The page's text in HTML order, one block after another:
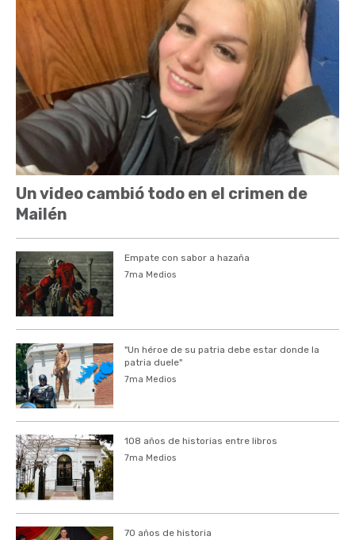
Un video cambió todo en el crimen de
Mailén
Empate con sabor a hazaña
7ma Medios
"Un héroe de su patria debe estar donde la
patria duele"
7ma Medios
108 años de historias entre libros
7ma Medios
70 años de historia